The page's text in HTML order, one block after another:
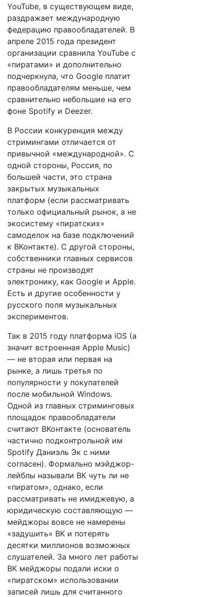
YouTube, в существующем виде,
раздражает международную
федерацию правообладателей. В
апреле 2015 года президент
организации сравнила YouTube с
«пиратами» и дополнительно
подчеркнула, что Google платит
правообладателям меньше, чем
сравнительно небольшие на его
фоне Spotify и Deezer.
В России конкуренция между
стримингами отличается от
привычной «международной». С
одной стороны, Россия, по
большей части, это страна
закрытых музыкальных
платформ (если рассматривать
только официальный рынок, а не
экосистему «пиратских»
самоделок на базе подключений
к ВКонтакте). С другой стороны,
собственники главных сервисов
страны не производят
электронику, как Google и Apple.
Есть и другие особенности у
русского поля музыкальных
экспериментов.
Так в 2015 году платформа iOS (а
значит встроенная Apple Music)
— не вторая или первая на
рынке, а лишь третья по
популярности у покупателей
после мобильной Windows.
Одной из главных стриминговых
площадок правообладатели
считают ВКонтакте (основатель
частично подконтрольной им
Spotify Даниэль Эк с ними
согласен). Формально мэйджор-
лейблы называли ВК чуть ли не
«пиратом», однако, если
рассматривать не имиджевую, а
юридическую составляющую —
мейджоры вовсе не намерены
«задушить» ВК и потерять
десятки миллионов возможных
слушателей. За много лет работы
ВК мейджоры подали иски о
«пиратском» использовании
записей лишь для считанного